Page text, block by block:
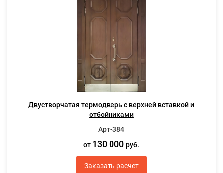
Двустворчатая термодверь с верхней вставкой и
отбойниками
Арт-384
от 130 000руб.
Заказать расчет